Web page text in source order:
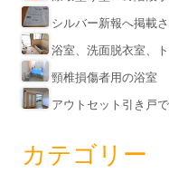
シルバー新報へ掲載
浴室、洗面脱衣室、
頸椎損傷者用の浴室
アウトセット引き戸
カテゴリー